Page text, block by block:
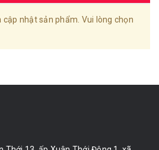
cập nhật sản phẩm. Vui lòng chọn